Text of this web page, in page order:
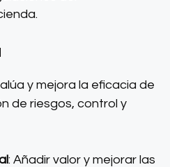
y mejora la eficacia de
de riesgos, control y
: Añadir valor y mejorar las